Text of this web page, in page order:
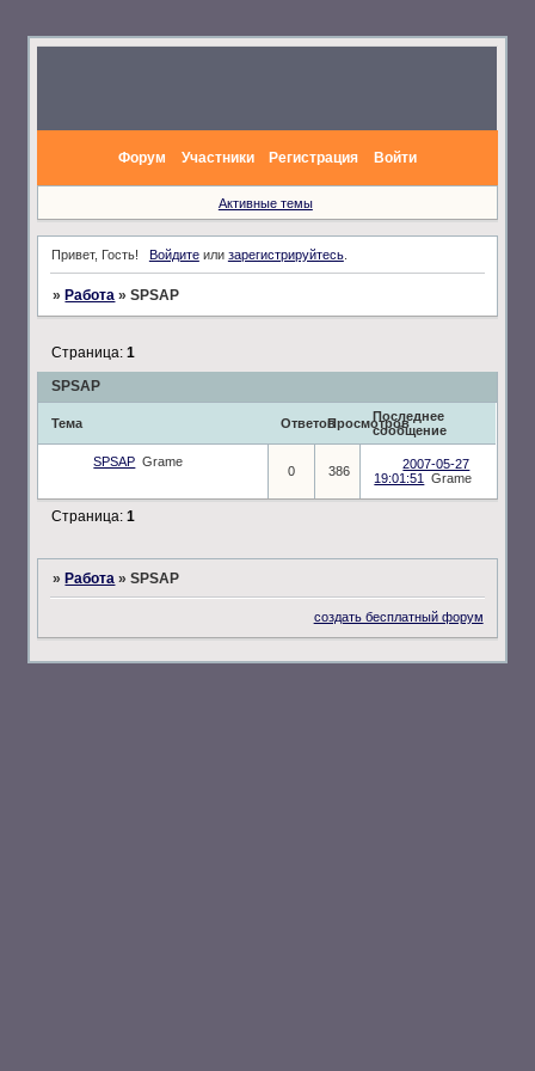
Форум Участники Регистрация Войти
Активные темы
Привет, Гость! Войдитеили зарегистрируйтесь.
» Работа »SPSAP
SPSAP
Страница:1
Тема ОтветовПросмотровПоследнее
сообщение
SPSAP Grame
0 386
2007-05-27
19:01:51
Grame
Страница:1
» Работа »SPSAP
создать бесплатный форум